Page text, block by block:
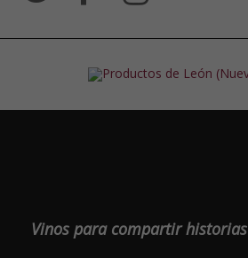
Vinos para compartir historias